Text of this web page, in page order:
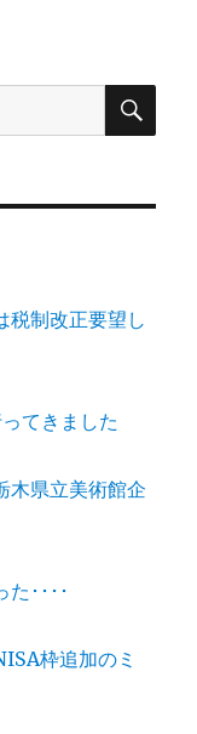
検
税制改正要望し
てきました
県立美術館企
････
枠追加のミ